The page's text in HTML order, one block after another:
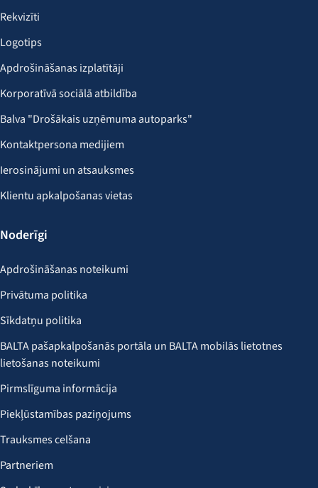
Rekvizīti
Logotips
Apdrošināšanas izplatītāji
Korporatīvā sociālā atbildība
Balva "Drošākais uzņēmuma autoparks"
Kontaktpersona medijiem
Ierosinājumi un atsauksmes
Klientu apkalpošanas vietas
Noderīgi
Apdrošināšanas noteikumi
Privātuma politika
Sīkdatņu politika
BALTA pašapkalpošanās portāla un BALTA mobilās lietotnes
lietošanas noteikumi
Pirmslīguma informācija
Piekļūstamības paziņojums
Trauksmes celšana
Partneriem